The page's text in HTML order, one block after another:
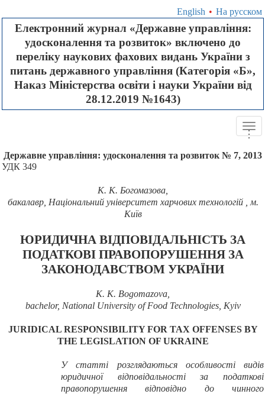
English • На русском
Електронний журнал «Державне управління:
удосконалення та розвиток» включено до
переліку наукових фахових видань України з
питань державного управління (Категорія «Б»,
Наказ Міністерства освіти і науки України від
28.12.2019 №1643)
...
Державне управління: удосконалення та розвиток № 7, 2013
УДК 349
К. К. Богомазова,
бакалавр, Національний університет харчових технологій , м.
Київ
ЮРИДИЧНА ВІДПОВІДАЛЬНІСТЬ ЗА
ПОДАТКОВІ ПРАВОПОРУШЕННЯ ЗА
ЗАКОНОДАВСТВОМ УКРАЇНИ
K. K. Bogomazova,
bachelor, National University of Food Technologies, Kyiv
JURIDICAL RESPONSIBILITY FOR TAX OFFENSES BY
THE LEGISLATION OF UKRAINE
У статті розглядаються особливості видів
юридичної відповідальності за податкові
правопорушення відповідно до чинного